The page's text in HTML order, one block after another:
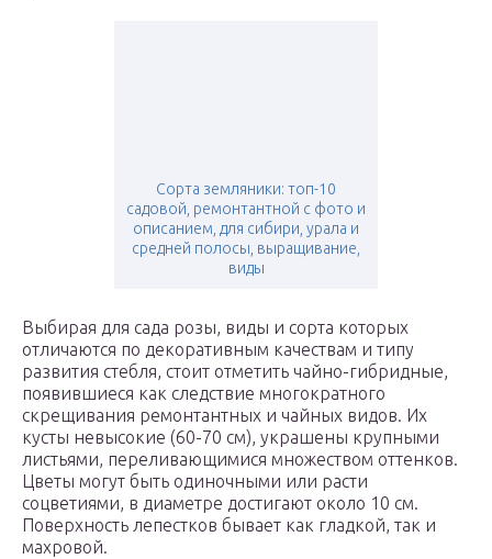
Сорта земляники: топ-10
садовой, ремонтантной с фото и
описанием, для сибири, урала и
средней полосы, выращивание,
виды
Выбирая для сада розы, виды и сорта которых
отличаются по декоративным качествам и типу
развития стебля, стоит отметить чайно-гибридные,
появившиеся как следствие многократного
скрещивания ремонтантных и чайных видов. Их
кусты невысокие (60-70 см), украшены крупными
листьями, переливающимися множеством оттенков.
Цветы могут быть одиночными или расти
соцветиями, в диаметре достигают около 10 см.
Поверхность лепестков бывает как гладкой, так и
махровой.